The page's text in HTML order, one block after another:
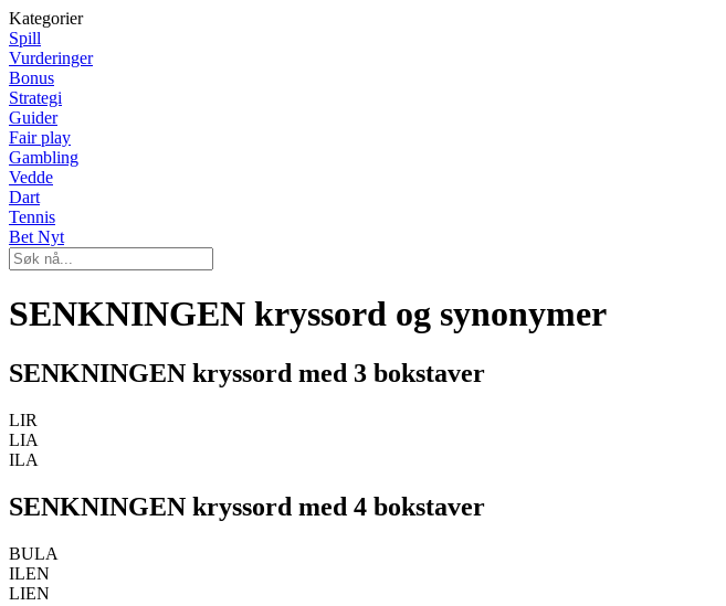
Kategorier
Spill
Vurderinger
Bonus
Strategi
Guider
Fair play
Gambling
Vedde
Dart
Tennis
Bet Nyt
SENKNINGEN kryssord og synonymer
SENKNINGEN kryssord med 3 bokstaver
LIR
LIA
ILA
SENKNINGEN kryssord med 4 bokstaver
BULA
ILEN
LIEN